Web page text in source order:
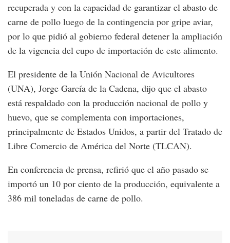
recuperada y con la capacidad de garantizar el abasto de
carne de pollo luego de la contingencia por gripe aviar,
por lo que pidió al gobierno federal detener la ampliación
de la vigencia del cupo de importación de este alimento.
El presidente de la Unión Nacional de Avicultores
(UNA), Jorge García de la Cadena, dijo que el abasto
está respaldado con la producción nacional de pollo y
huevo, que se complementa con importaciones,
principalmente de Estados Unidos, a partir del Tratado de
Libre Comercio de América del Norte (TLCAN).
En conferencia de prensa, refirió que el año pasado se
importó un 10 por ciento de la producción, equivalente a
386 mil toneladas de carne de pollo.